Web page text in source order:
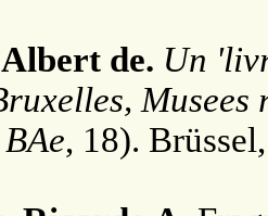
de. Un
BAe, 18).